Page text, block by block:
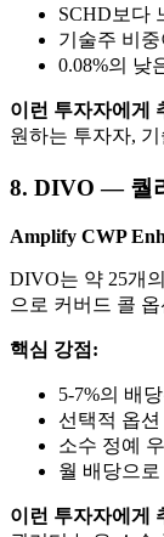
SCHD보다
기술주 비
0.08%의 낮
이런 투자자에게
원하는 투자자,
8. DIVO — 퀄
Amplify CWP
DIVO는 약 25개
으로 커버드 콜
핵심 강점:
5-7%의 배
선택적 옵
소수 정예
월 배당으
이런 투자자에게